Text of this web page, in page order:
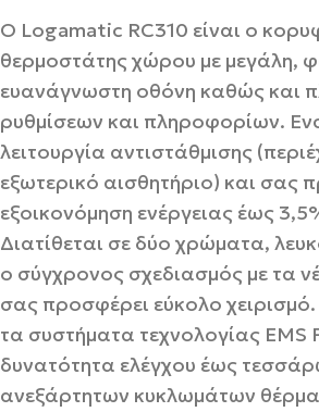
Ο Logamatic RC310 είναι ο
θερμοστάτης χώρου με μεγάλη,
ευανάγνωστη οθόνη καθώς και
ρυθμίσεων και πληροφορίων.
λειτουργία αντιστάθμισης
εξωτερικό αισθητήριο) και σας
εξοικονόμηση ενέργειας έως
Διατίθεται σε δύο χρώματα,
ο σύγχρονος σχεδιασμός με τα
σας προσφέρει εύκολο
τα συστήματα τεχνολογίας EMS
δυνατότητα ελέγχου έως
ανεξάρτητων κυκλωμάτων